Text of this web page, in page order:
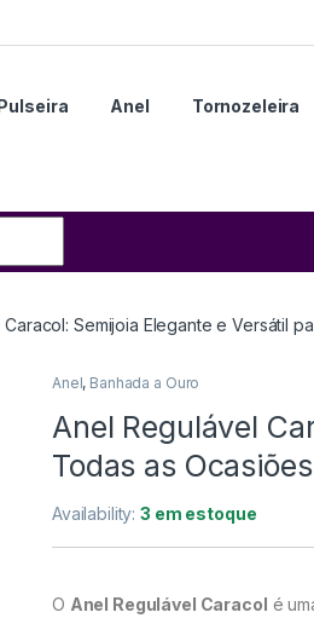
Anel Tornozeleira
Semijoia Elegante e Versátil
Anel, Banhada a Ouro
Anel Regulável
Todas as Ocasiões
Availability:3 em estoque
O Anel Regulável Caracol é